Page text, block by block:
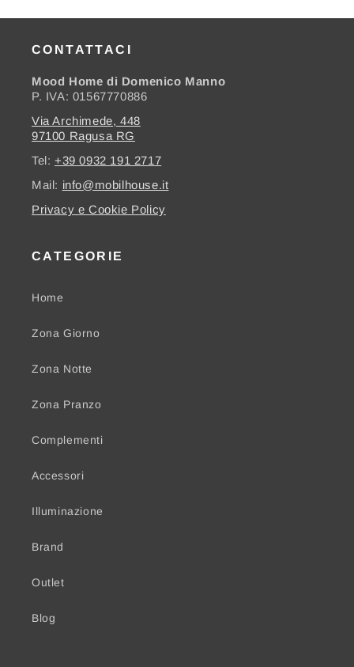
CONTATTACI
Mood Home di Domenico Manno
P. IVA: 01567770886
Via Archimede, 448
97100 Ragusa RG
Tel: +39 0932 191 2717
Mail: info@mobilhouse.it
Privacy e Cookie Policy
CATEGORIE
Home
Zona Giorno
Zona Notte
Zona Pranzo
Complementi
Accessori
Illuminazione
Brand
Outlet
Blog